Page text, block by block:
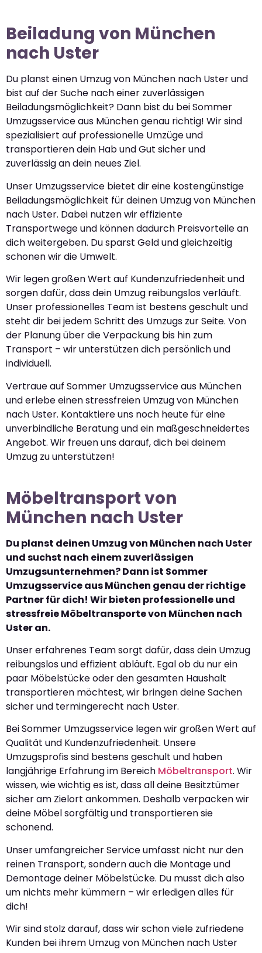
Beiladung von München
nach Uster
Du planst einen Umzug von München nach Uster und
bist auf der Suche nach einer zuverlässigen
Beiladungsmöglichkeit? Dann bist du bei Sommer
Umzugsservice aus München genau richtig! Wir sind
spezialisiert auf professionelle Umzüge und
transportieren dein Hab und Gut sicher und
zuverlässig an dein neues Ziel.
Unser Umzugsservice bietet dir eine kostengünstige
Beiladungsmöglichkeit für deinen Umzug von München
nach Uster. Dabei nutzen wir effiziente
Transportwege und können dadurch Preisvorteile an
dich weitergeben. Du sparst Geld und gleichzeitig
schonen wir die Umwelt.
Wir legen großen Wert auf Kundenzufriedenheit und
sorgen dafür, dass dein Umzug reibungslos verläuft.
Unser professionelles Team ist bestens geschult und
steht dir bei jedem Schritt des Umzugs zur Seite. Von
der Planung über die Verpackung bis hin zum
Transport – wir unterstützen dich persönlich und
individuell.
Vertraue auf Sommer Umzugsservice aus München
und erlebe einen stressfreien Umzug von München
nach Uster. Kontaktiere uns noch heute für eine
unverbindliche Beratung und ein maßgeschneidertes
Angebot. Wir freuen uns darauf, dich bei deinem
Umzug zu unterstützen!
Möbeltransport von
München nach Uster
Du planst deinen Umzug von München nach Uster
und suchst nach einem zuverlässigen
Umzugsunternehmen? Dann ist Sommer
Umzugsservice aus München genau der richtige
Partner für dich! Wir bieten professionelle und
stressfreie Möbeltransporte von München nach
Uster an.
Unser erfahrenes Team sorgt dafür, dass dein Umzug
reibungslos und effizient abläuft. Egal ob du nur ein
paar Möbelstücke oder den gesamten Haushalt
transportieren möchtest, wir bringen deine Sachen
sicher und termingerecht nach Uster.
Bei Sommer Umzugsservice legen wir großen Wert auf
Qualität und Kundenzufriedenheit. Unsere
Umzugsprofis sind bestens geschult und haben
langjährige Erfahrung im Bereich Möbeltransport. Wir
wissen, wie wichtig es ist, dass all deine Besitztümer
sicher am Zielort ankommen. Deshalb verpacken wir
deine Möbel sorgfältig und transportieren sie
schonend.
Unser umfangreicher Service umfasst nicht nur den
reinen Transport, sondern auch die Montage und
Demontage deiner Möbelstücke. Du musst dich also
um nichts mehr kümmern – wir erledigen alles für
dich!
Wir sind stolz darauf, dass wir schon viele zufriedene
Kunden bei ihrem Umzug von München nach Uster